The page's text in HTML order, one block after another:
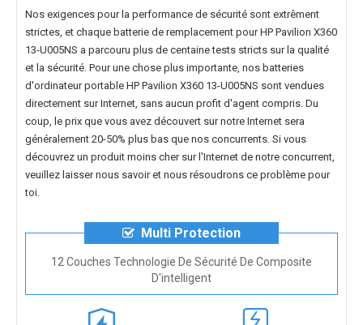
Nos exigences pour la performance de sécurité sont extrêment
strictes, et chaque batterie de remplacement pour HP Pavilion X360
13-U005NS a parcouru plus de centaine tests stricts sur la qualité
et la sécurité. Pour une chose plus importante, nos batteries
d'ordinateur portable HP Pavilion X360 13-U005NS sont vendues
directement sur Internet, sans aucun profit d'agent compris. Du
coup, le prix que vous avez découvert sur notre Internet sera
généralement 20-50% plus bas que nos concurrents. Si vous
découvrez un produit moins cher sur l'Internet de notre concurrent,
veuillez laisser nous savoir et nous résoudrons ce problème pour
toi.
Multi Protection
12 Couches Technologie De Sécurité De Composite
D'intelligent